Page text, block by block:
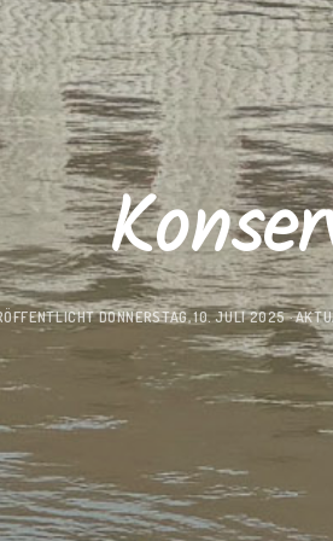
DONNERSTAG, 10. JULI 2025·